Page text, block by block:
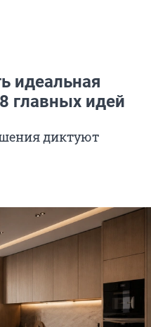
идеальная
главных идей
диктуют